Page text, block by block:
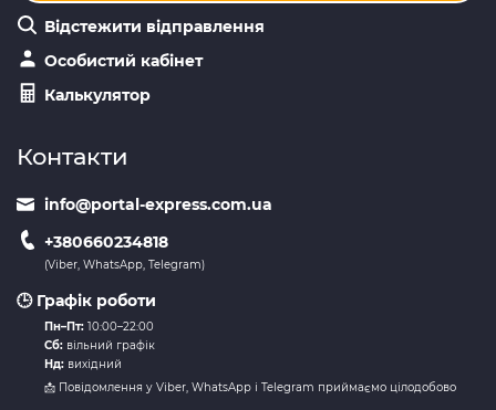
Відстежити відправлення
Особистий кабінет
Калькулятор
Контакти
info@portal-express.com.ua
+380660234818
(Viber, WhatsApp, Telegram)
🕒 Графік роботи
Пн–Пт: 10:00–22:00
Сб: вільний графік
Нд: вихідний
📩 Повідомлення у Viber, WhatsApp і Telegram приймаємо цілодобово